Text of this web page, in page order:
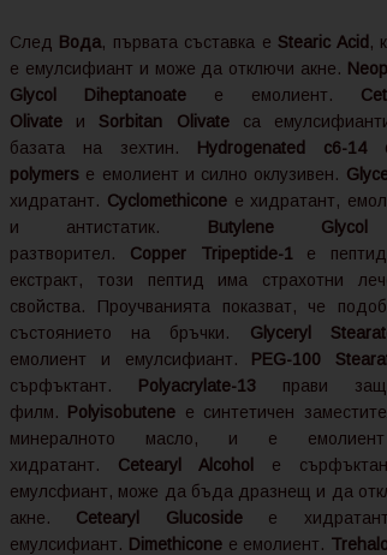
След Вода, първата съставка еStearic Acid ,
е емулсифиант и може да отключи акне.
Glycol Diheptanoate е емолиент.
Olivate иSorbitan Olivateса
базата на зехтин.
Hydrogenated c6-14
polymers е емолиент и силно оклузивен.
хидратант. Cyclomethicone е хидратант,
и антистатик.
Butylene Glycol
разтворител. Copper Tripeptide-1 е
екстракт, този пептид има страхотни
свойства. Проучванията показват, че
състоянието на бръчки. Glyceryl
емолиент и емулсифиант.
PEG-100
сърфъктант.
Polyacrylate-13 прави
филм.
Polyisobutene е синтетичен
минералното масло, и е
хидратант. Cetearyl Alcohol
е
емулсфиант, може да бъда дразнещ и да
акне. Cetearyl Glucosideе
емулсифиант. Dimethicone е емолиент.